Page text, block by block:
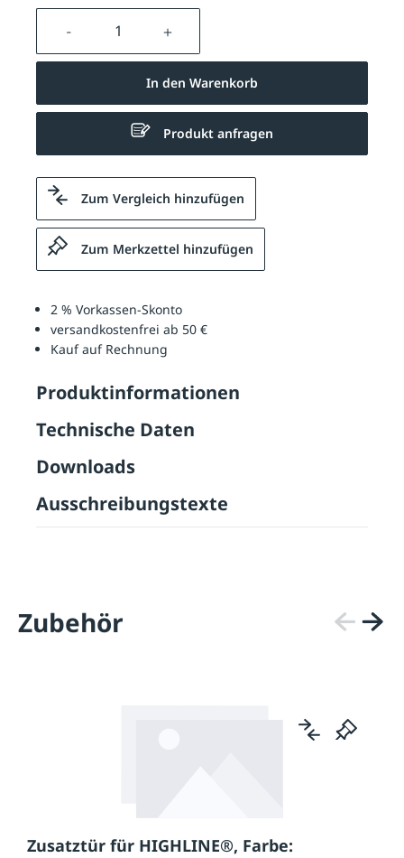
Produkt Anzahl: Gib den
In den Warenkorb
Produkt anfragen
Zum Vergleich hinzufügen
Zum Merkzettel hinzufügen
2 % Vorkassen-Skonto
versandkostenfrei ab 50 €
Kauf auf Rechnung
Produktinformationen
Technische Daten
Downloads
Ausschreibungstexte
Zubehör
Zusatztür für HIGHLINE®, Farbe: